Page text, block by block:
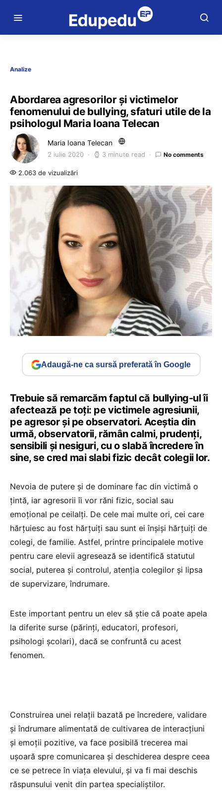
Analize
Abordarea agresorilor și victimelor
fenomenului de bullying, sfaturi utile de la
psihologul Maria Ioana Telecan
Maria Ioana Telecan
2 iulie 2020 3 minute read No comments
2.063 de vizualizări
Adaugă-ne ca sursă preferată în Google
Trebuie să remarcăm faptul că bullying-ul îi
afectează pe toți: pe victimele agresiunii,
pe agresor și pe observatori. Aceștia din
urmă, observatorii, rămân calmi, prudenți,
sensibili și nesiguri, cu o slabă încredere în
sine, se cred mai slabi fizic decât colegii lor.
Nevoia de putere şi de dominare fac din victimă o
ţintă, iar agresorii îi vor răni fizic, social sau
emoţional pe ceilalţi. De cele mai multe ori, cei care
hărţuiesc au fost hărţuiţi sau sunt ei înşişi hărţuiţi de
colegi, de familie. Astfel, printre principalele motive
pentru care elevii agresează se identifică statutul
social, puterea și controlul, atenția colegilor și lipsa
de supervizare, îndrumare.
Este important pentru un elev să știe că poate apela
la diferite surse (părinți, educatori, profesori,
psihologi școlari), dacă se confruntă cu acest
fenomen.
Construirea unei relații bazată pe încredere, validare
și îndrumare alimentată de cultivarea de interacțiuni
și emoții pozitive, va face posibilă trecerea mai
ușoară spre comunicarea și deschiderea despre ceea
ce se petrece în viața elevului, și va fi mai deschis
răspunsului venit din partea specialiștilor.